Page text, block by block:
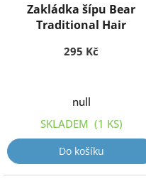
Zakládka šípu Bear
Traditional Hair
295 Kč
null
SKLADEM (1 KS)
Do košíku